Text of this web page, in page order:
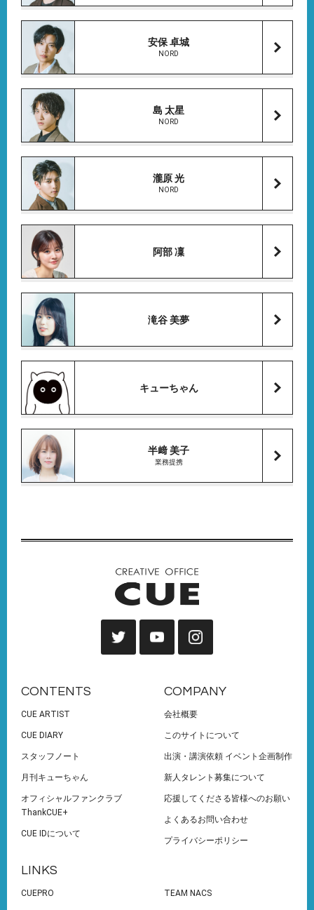
安保 卓城
NORD
島 太星
NORD
瀧原 光
NORD
阿部 凜
滝谷 美夢
キューちゃん
半﨑 美子
業務提携
CONTENTS
CUE ARTIST
CUE DIARY
スタッフノート
月刊キューちゃん
オフィシャルファンクラブ
ThankCUE+
CUE IDについて
COMPANY
会社概要
このサイトについて
出演・講演依頼 イベント企画制作
新人タレント募集について
応援してくださる皆様へのお願い
よくあるお問い合わせ
プライバシーポリシー
LINKS
CUEPRO TEAM NACS